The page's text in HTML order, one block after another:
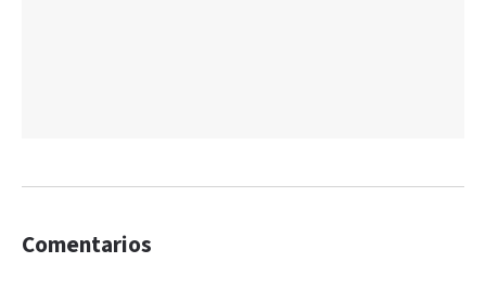
Comentarios